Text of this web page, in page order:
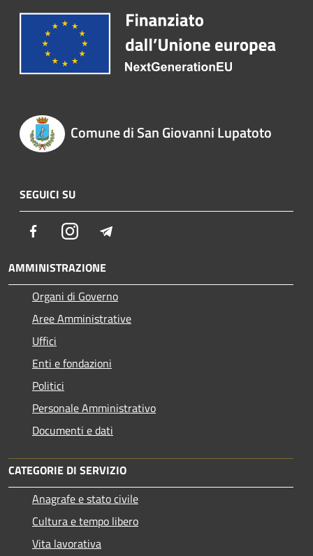
Comune di San Giovanni Lupatoto
SEGUICI SU
FacebookInstagram
AMMINISTRAZIONE
Organi di Governo
Aree Amministrative
Uffici
Enti e fondazioni
Politici
Personale Amministrativo
Documenti e dati
CATEGORIE DI SERVIZIO
Anagrafe e stato civile
Cultura e tempo libero
Vita lavorativa